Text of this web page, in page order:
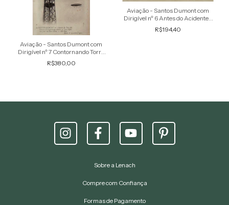
Aviação - Santos Dumont com
Dirigível nº 7 Contornando Torre
Eiffel - Raro Cartão Postal antigo
original, não circulado
R$380,00
Aviação - Santos Dumont com
Dirigível nº 6 Antes do Acidente -
Cartão Postal antigo original, não
circulado
R$194,40
Sobre a Lenach
Compre com Confiança
Formas de Pagamento